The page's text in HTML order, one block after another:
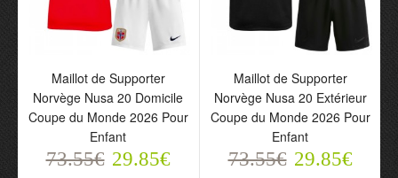
Norvège Nusa 20
Domicile Coupe du
Monde 2026 Pour Enfant
73.55€
Norvège Nusa 20
Extérieur Coupe du
Monde 2026 Pour Enfant
73.55€ 29.85€
Maillot de Supporter
Norvège Nusa 20 Domicile
Coupe du Monde 2026 Pour
Enfant
73.55€ 29.85€
Maillot de Supporter
Norvège Nusa 20 Extérieur
Coupe du Monde 2026 Pour
Enfant
73.55€ 29.85€